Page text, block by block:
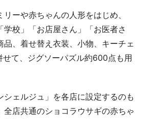
ーや赤ちゃんの人形をはじめ、
校」「お店屋さん」「お医者さ
品、着せ替え衣装、小物、キーチェ
て、ジグソーパズル約600点も用
ェルジュ」を各店に設定するのも
全店共通のショコラウサギの赤ちゃ